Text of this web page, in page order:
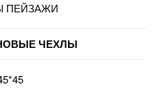
ПЕЙЗАЖИ
ЧЕХЛЫ